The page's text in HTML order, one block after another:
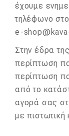
έχουμε
τηλέφωνο
e-
Στην έδρα
περίπτωση
περίπτωση
από το
αγορά σας
με πιστωτική